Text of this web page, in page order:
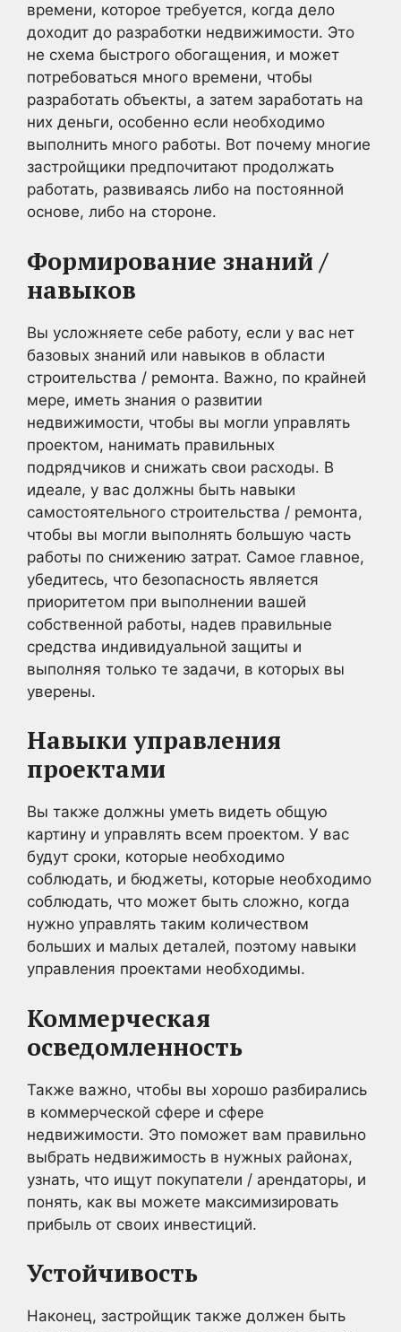
времени, которое требуется, когда дело
доходит до разработки недвижимости. Это
не схема быстрого обогащения, и может
потребоваться много времени, чтобы
разработать объекты, а затем заработать на
них деньги, особенно если необходимо
выполнить много работы. Вот почему многие
застройщики предпочитают продолжать
работать, развиваясь либо на постоянной
основе, либо на стороне.
Формирование знаний /
навыков
Вы усложняете себе работу, если у вас нет
базовых знаний или навыков в области
строительства / ремонта. Важно, по крайней
мере, иметь знания о развитии
недвижимости, чтобы вы могли управлять
проектом, нанимать правильных
подрядчиков и снижать свои расходы. В
идеале, у вас должны быть навыки
самостоятельного строительства / ремонта,
чтобы вы могли выполнять большую часть
работы по снижению затрат. Самое главное,
убедитесь, что безопасность является
приоритетом при выполнении вашей
собственной работы, надев правильные
средства индивидуальной защиты и
выполняя только те задачи, в которых вы
уверены.
Навыки управления
проектами
Вы также должны уметь видеть общую
картину и управлять всем проектом. У вас
будут сроки, которые необходимо
соблюдать, и бюджеты, которые необходимо
соблюдать, что может быть сложно, когда
нужно управлять таким количеством
больших и малых деталей, поэтому навыки
управления проектами необходимы.
Коммерческая
осведомленность
Также важно, чтобы вы хорошо разбирались
в коммерческой сфере и сфере
недвижимости. Это поможет вам правильно
выбрать недвижимость в нужных районах,
узнать, что ищут покупатели / арендаторы, и
понять, как вы можете максимизировать
прибыль от своих инвестиций.
Устойчивость
Наконец, застройщик также должен быть